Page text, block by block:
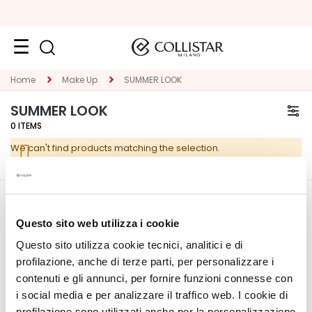
Questo sito web utilizza i cookie
Questo sito utilizza cookie tecnici, analitici e di
profilazione, anche di terze parti, per personalizzare i
contenuti e gli annunci, per fornire funzioni connesse con
i social media e per analizzare il traffico web. I cookie di
Face
C
A
T
E
G
Y
S
p
e
c
Home Make Up SUMMER LOOK
SUMMER LOOK
0 ITEMS
We can't find products matching the selection.
Contact
Accessibility Statement
Address Book
My Orders
My Wishlist
My Returns